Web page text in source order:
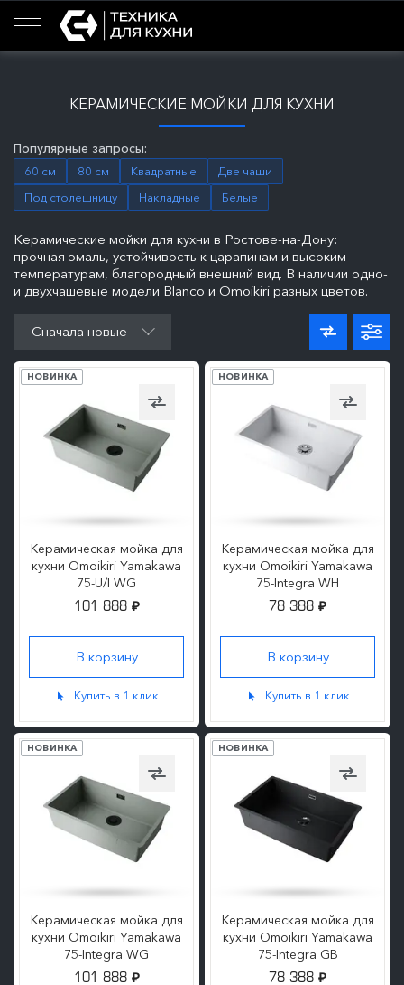
КЕРАМИЧЕСКИЕ МОЙКИ ДЛЯ КУХНИ
Популярные запросы:
60 см 80 см Квадратные
Две чаши
Под столешницу
Накладные Белые
Керамические мойки для кухни в Ростове-на-Дону:
прочная эмаль, устойчивость к царапинам и высоким
температурам, благородный внешний вид. В наличии одно-
и двухчашевые модели Blanco и Omoikiri разных цветов.
Сначала новые
НОВИНКА
ПОДРОБНЕЕ
Керамическая мойка для
кухни Omoikiri Yamakawa
75-U/I WG
101 888 ₽
Купить в 1 клик
НОВИНКА
ПОДРОБНЕЕ
Керамическая мойка для
кухни Omoikiri Yamakawa
75-Integra WH
78 388 ₽
Купить в 1 клик
НОВИНКА
ПОДРОБНЕЕ
Керамическая мойка для
кухни Omoikiri Yamakawa
75-Integra WG
101 888 ₽
НОВИНКА
ПОДРОБНЕЕ
Керамическая мойка для
кухни Omoikiri Yamakawa
75-Integra GB
78 388 ₽